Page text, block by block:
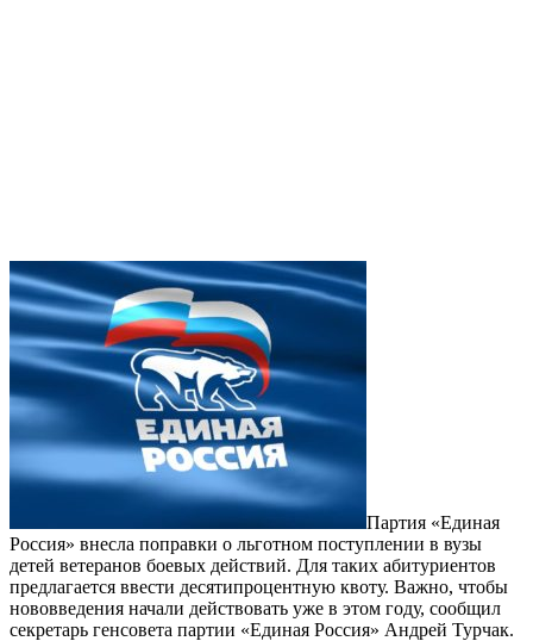
Партия «Единая
Россия» внесла поправки о льготном поступлении в вузы
детей ветеранов боевых действий. Для таких абитуриентов
предлагается ввести десятипроцентную квоту. Важно, чтобы
нововведения начали действовать уже в этом году, сообщил
секретарь генсовета партии «Единая Россия» Андрей Турчак.